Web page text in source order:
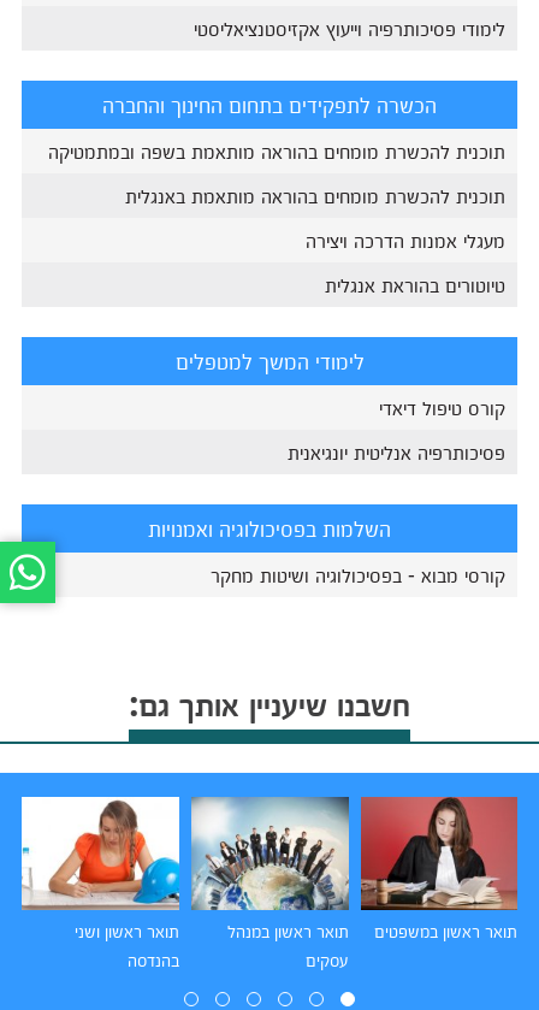
לימודי פסיכותרפיה וייעוץ אקזיסטנציאליסטי
הכשרה לתפקידים בתחום החינוך והחברה
תוכנית להכשרת מומחים בהוראה מותאמת בשפה ובמתמטיקה
תוכנית להכשרת מומחים בהוראה מותאמת באנגלית
מעגלי אמנות הדרכה ויצירה
טיוטורים בהוראת אנגלית
לימודי המשך למטפלים
קורס טיפול דיאדי
פסיכותרפיה אנליטית יונגיאנית
השלמות בפסיכולוגיה ואמנויות
קורסי מבוא - בפסיכולוגיה ושיטות מחקר
חשבנו שיעניין אותך גם:
תואר ראשון במשפטים
תואר ראשון במנהל
עסקים
תואר ראשון ושני
בהנדסה